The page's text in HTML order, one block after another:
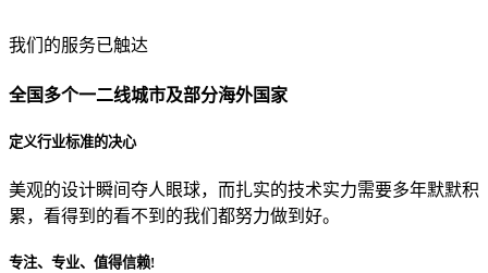
贵公司预算范围是？
贵公司的团队规模是？
目前主要的营销渠道是？
我们的服务已触达
全国多个一二线城市及部分海外国家
定义行业标准的决心
美观的设计瞬间夺人眼球，而扎实的技术实力需要多年默默积
累，看得到的看不到的我们都努力做到好。
专注、专业、值得信赖!